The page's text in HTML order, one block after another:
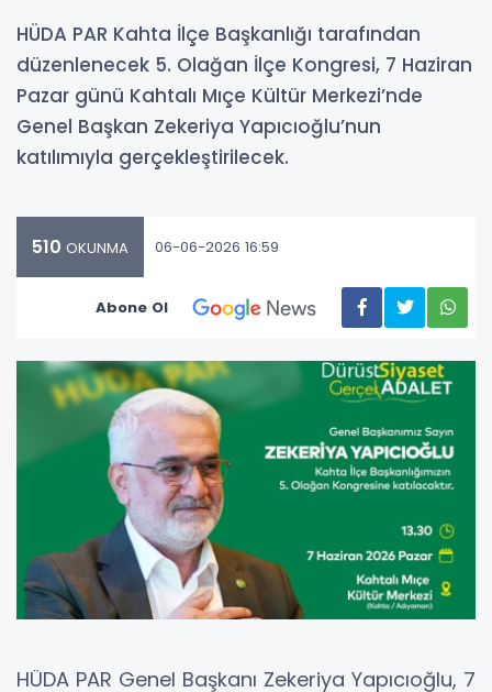
HÜDA PAR Kahta İlçe Başkanlığı tarafından
düzenlenecek 5. Olağan İlçe Kongresi, 7 Haziran
Pazar günü Kahtalı Mıçe Kültür Merkezi’nde
Genel Başkan Zekeriya Yapıcıoğlu’nun
katılımıyla gerçekleştirilecek.
510 OKUNMA 06-06-2026 16:59
Abone Ol
HÜDA PAR Genel Başkanı Zekeriya Yapıcıoğlu, 7